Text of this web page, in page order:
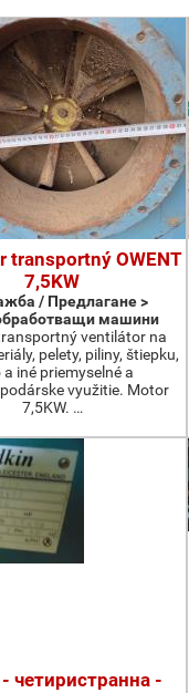
transportný OWENT
7,5KW
/ Предлагане >
машини
ventilátor na
pelety, piliny, štiepku,
a iné priemyselné a
využitie. Motor
7,5KW. …
четиристранна -